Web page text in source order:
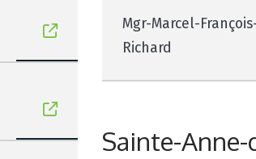
Mgr-Marcel-
Richard
Sainte-Anne-